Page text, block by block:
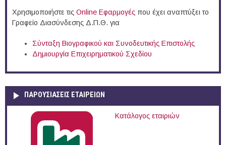
Χρησιμοποιήστε τις Online Eφαρμογές που έχει αναπτύξει το
Γραφείο Διασύνδεσης Δ.Π.Θ. για
Σύνταξη Βιογραφικού και Συνοδευτικής Επιστολής
Δημιουργία Επιχειρηματικού Σχεδίου
ΠΑΡΟΥΣΙΆΣΕΙΣ ΕΤΑΙΡΕΙΏΝ
Κατάλογος εταιριών